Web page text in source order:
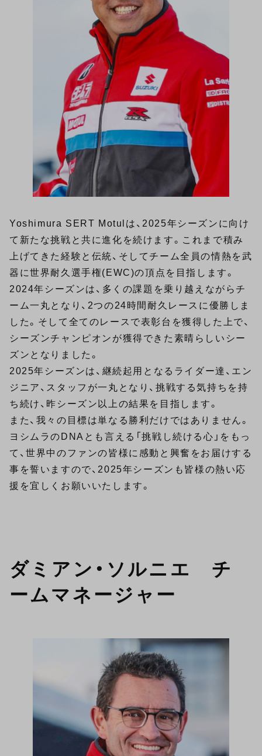
Yoshimura SERT Motulは、2025年シーズンに向け
て新たな挑戦と共に進化を続けます。これまで積み
上げてきた経験と伝統、そしてチーム全員の情熱を武
器に世界耐久選手権(EWC)の頂点を目指します。
2024年シーズンは、多くの課題を乗り越えながらチ
ーム一丸となり、2つの24時間耐久レースに優勝しま
した。そして全てのレースで表彰台を獲得した上で、
シーズンチャンピオンが獲得できた素晴らしいシー
ズンとなりました。
2025年シーズンは、継続起用となるライダー達、エン
ジニア、スタッフが一丸となり、挑戦する気持ちを持
ち続け、昨シーズン以上の結果を目指します。
また、我々の目標は単なる勝利だけではありません。
ヨシムラのDNAとも言える「挑戦し続ける心」をもっ
て、世界中のファンの皆様に感動と興奮をお届けする
事を誓いますので、2025年シーズンも皆様の熱い応
援を宜しくお願いいたします。
ダミアン・ソルニエ チ
ームマネージャー